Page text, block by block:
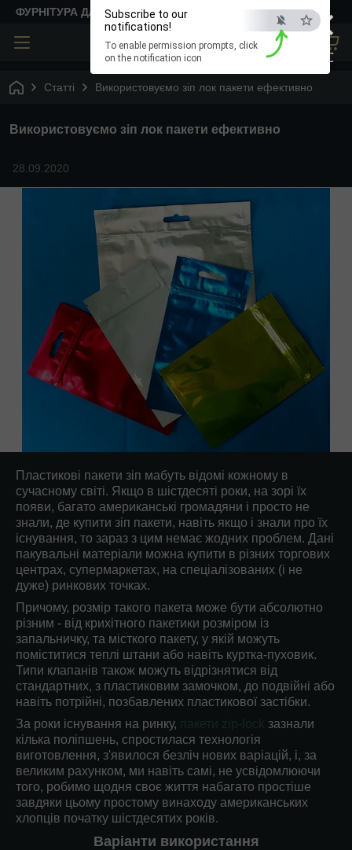
×
ESC
Subscribe to our
notifications!
To enable permission prompts, click
on the notification icon
ФУРНІТУРА ДЛЯ ТВОРЧОСТІ
Статті Використовуємо зіп лок пакети ефективно
Використовуємо зіп лок пакети ефективно
28.09.2020
Пластикові пакети зіп мабуть відомі кожному в
сучасному світі. Якщо в шістдесяті роки, на зорі їх
появи, багато американські громадяни і просто не
знали, де купити зіп пакети, навіть якщо і знали про їх
існування, то зараз з цим немає жодних проблем. Дані
пакувальні матеріали можна купити в різних торгових
центрах, супермаркетах, на спеціалізованих (і не
дуже) ринкових точках.
Причому, розмір такого пакета може бути абсолютно
різним - від крихітного пакетики розміром із
запальничку, та місткого пакету, у якій можуть
поміститися теплі штани або навіть куртка-пуховик.
Типи клапанів також можуть відрізнятися від
стандартних, з пластиковим замочком, до подвійні або
навіть потрійні, позбавлених пластикової застібки.
За роки існування на ринку,
зазнали
кілька поліпшень, спростилася технологія
виготовлення, з'явилося безліч нових варіацій, і, за
великим рахунком, ми навіть самі, не усвідомлюючи
того, робимо щодня своє життя набагато простіше
завдяки цьому простому винаходу американських
хлопців початку шістдесятих років.
Варіанти використання